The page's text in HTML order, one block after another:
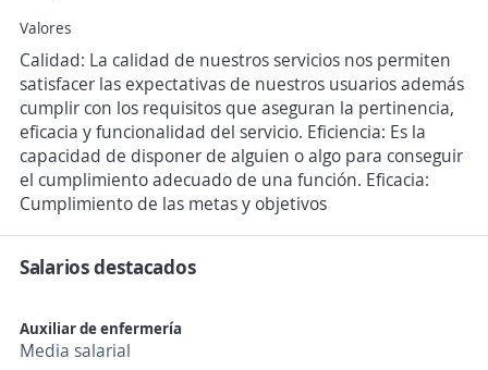
Valores
Calidad: La calidad de nuestros servicios nos permiten
satisfacer las expectativas de nuestros usuarios además
cumplir con los requisitos que aseguran la pertinencia,
eficacia y funcionalidad del servicio. Eficiencia: Es la
capacidad de disponer de alguien o algo para conseguir
el cumplimiento adecuado de una función. Eficacia:
Cumplimiento de las metas y objetivos
Salarios destacados
Auxiliar de enfermería
Media salarial